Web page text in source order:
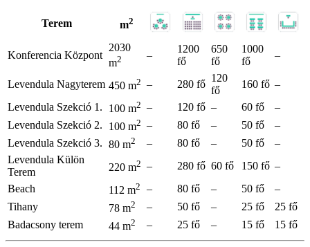
Terem m2
Konferencia Központ
2030
m2 –
1200
fő
650
fő
1000
fő
–
Levendula Nagyterem 450 m2 – 280 fő
120
fő
160 fő –
Levendula Szekció 1.
100 m2 – 120 fő – 60 fő
–
Levendula Szekció 2.
100 m2 – 80 fő – 50 fő
–
Levendula Szekció 3. 80 m2 – 80 fő – 50 fő
–
Levendula Külön
Terem
220 m2 – 280 fő 60 fő 150 fő –
Beach
112 m2 – 80 fő – 50 fő
–
Tihany
78 m2 – 50 fő – 25 fő
25 fő
Badacsony terem
44 m2 – 25 fő – 15 fő 15 fő